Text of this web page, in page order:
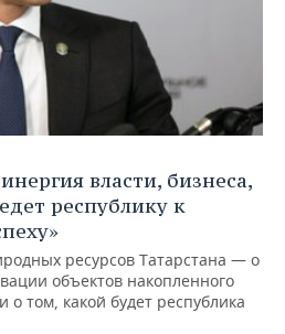
власти, бизнеса,
республику к
ресурсов Татарстана — о
объектов накопленного
том, какой будет республика